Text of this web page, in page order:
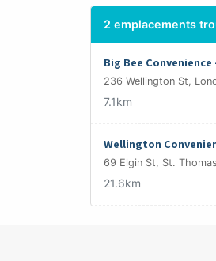
2 emplacements
Big Bee Convenience
236 Wellington St,
7.1km
Wellington
69 Elgin St, St.
21.6km